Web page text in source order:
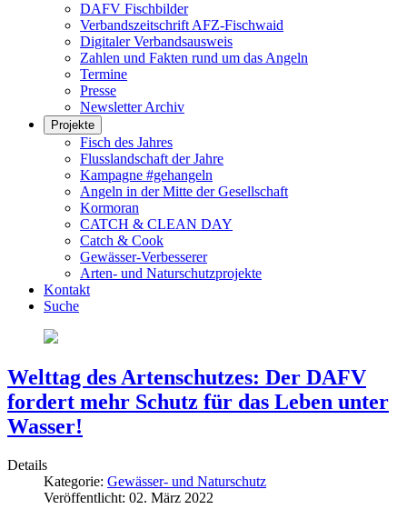
DAFV Fischbilder
Verbandszeitschrift AFZ-Fischwaid
Digitaler Verbandsausweis
Zahlen und Fakten rund um das Angeln
Termine
Presse
Newsletter Archiv
Projekte
Fisch des Jahres
Flusslandschaft der Jahre
Kampagne #gehangeln
Angeln in der Mitte der Gesellschaft
Kormoran
CATCH & CLEAN DAY
Catch & Cook
Gewässer-Verbesserer
Arten- und Naturschutzprojekte
Kontakt
Suche
Welttag des Artenschutzes: Der DAFV
fordert mehr Schutz für das Leben unter
Wasser!
Details
Kategorie: Gewässer- und Naturschutz
Veröffentlicht: 02. März 2022